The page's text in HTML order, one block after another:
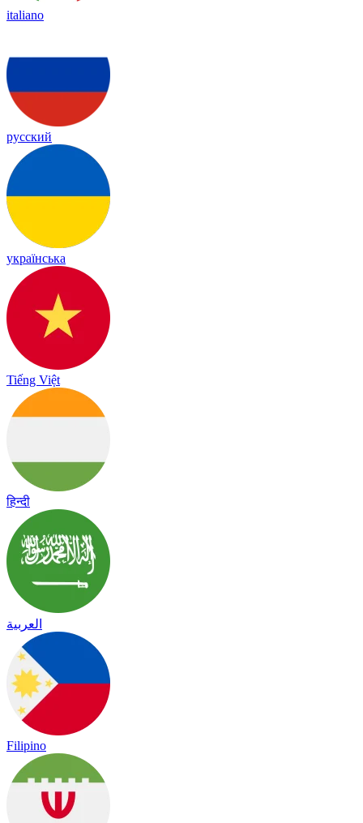
italiano
русский
українська
Tiếng Việt
हिन्दी
العربية
Filipino